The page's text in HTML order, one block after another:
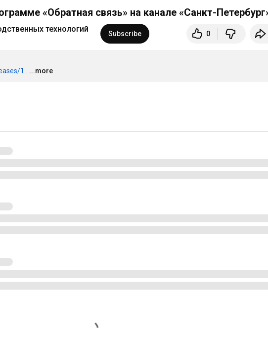
«Обратная связь» на канале «Санкт-
технологий Subscribe 0
1... ...more